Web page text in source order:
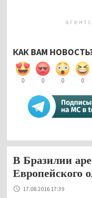
КАК ВАМ
0 0 0 0
В Бразилии
Европейского
17.08.2016 17:39